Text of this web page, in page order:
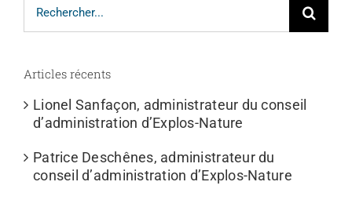
Articles récents
Lionel Sanfaçon, administrateur du conseil
d’administration d’Explos-Nature
Patrice Deschênes, administrateur du
conseil d’administration d’Explos-Nature